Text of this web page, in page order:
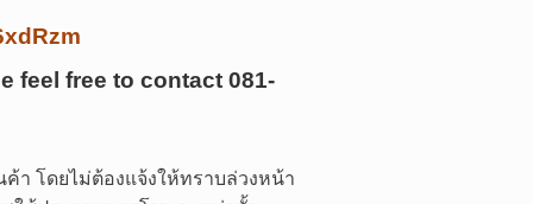
feel free to contact 081-
า โดยไม่ต้องแจ้งให้ทราบล่วงหน้า